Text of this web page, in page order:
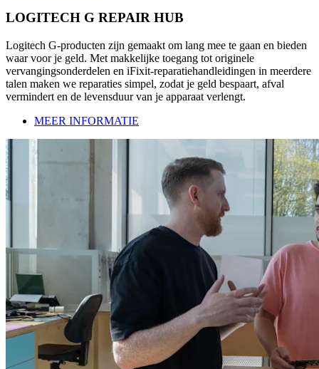
LOGITECH G REPAIR HUB
Logitech G-producten zijn gemaakt om lang mee te gaan en bieden
waar voor je geld. Met makkelijke toegang tot originele
vervangingsonderdelen en iFixit-reparatiehandleidingen in meerdere
talen maken we reparaties simpel, zodat je geld bespaart, afval
vermindert en de levensduur van je apparaat verlengt.
MEER INFORMATIE